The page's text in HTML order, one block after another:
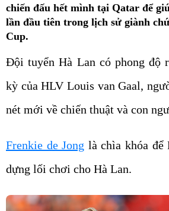
chiến đấu hết mình tại Qatar để
lần đầu tiên trong lịch sử giành
Cup.
Đội tuyển Hà Lan có phong độ
kỳ của HLV Louis van Gaal,
nét mới về chiến thuật và con
Frenkie de Jong là chìa khóa để
dựng lối chơi cho Hà Lan.